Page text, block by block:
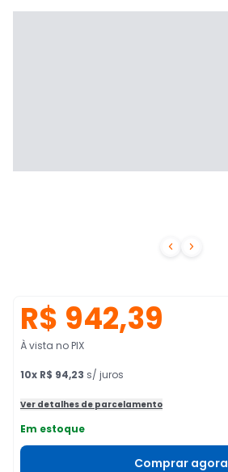
 
R$ 942,39
À vista no PIX
10x R$ 94,23 s/ juros
Ver detalhes de parcelamento
Em estoque
Comprar agora